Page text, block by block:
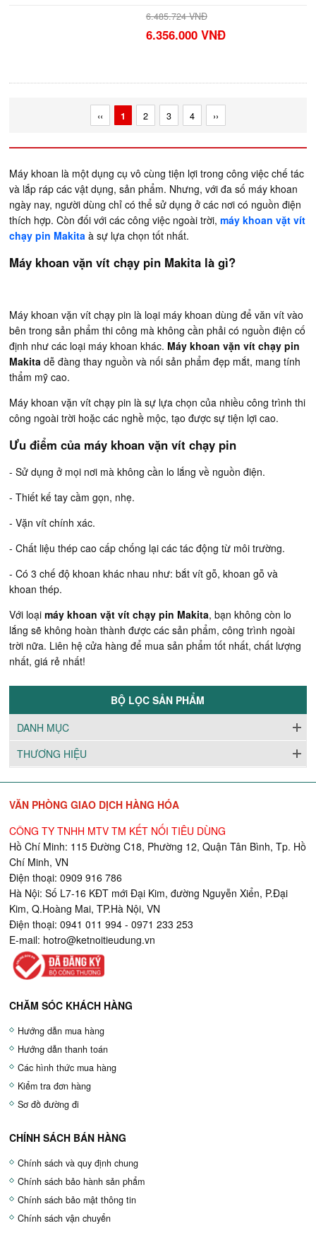
6.485.724 VNĐ
6.356.000 VNĐ
‹‹ 1 2 3 4 ››
Máy khoan là một dụng cụ vô cùng tiện lợi trong công việc chế tác
và lắp ráp các vật dụng, sản phẩm. Nhưng, với đa số máy khoan
ngày nay, người dùng chỉ có thể sử dụng ở các nơi có nguồn điện
thích hợp. Còn đối với các công việc ngoài trời,máy khoan vặt vít
chạy pin Makita à sự lựa chọn tốt nhất.
Máy khoan vặn vít chạy pin Makita là gì?
Máy khoan vặn vít chạy pin là loại máy khoan dùng để văn vít vào
bên trong sản phẩm thi công mà không cần phải có nguồn điện cố
định như các loại máy khoan khác. Máy khoan vặn vít chạy pin
Makita dễ đàng thay nguồn và nối sản phẩm đẹp mắt, mang tính
thẩm mỹ cao.
Máy khoan vặn vít chạy pin là sự lựa chọn của nhiều công trình thi
công ngoài trời hoặc các nghề mộc, tạo được sự tiện lợi cao.
Ưu điểm của máy khoan vặn vít chạy pin
- Sử dụng ở mọi nơi mà không cần lo lắng về nguồn điện.
- Thiết kế tay cầm gọn, nhẹ.
- Vặn vít chính xác.
- Chất liệu thép cao cấp chống lại các tác động từ môi trường.
- Có 3 chế độ khoan khác nhau như: bắt vít gỗ, khoan gỗ và
khoan thép.
Với loạimáy khoan vặt vít chạy pin Makita, bạn không còn lo
lắng sẽ không hoàn thành được các sản phẩm, công trình ngoài
trời nữa. Liên hệ cửa hàng để mua sản phẩm tốt nhất, chất lượng
nhất, giá rẻ nhất!
BỘ LỌC SẢN PHẨM
DANH MỤC
THƯƠNG HIỆU
VĂN PHÒNG GIAO DỊCH HÀNG HÓA
CÔNG TY TNHH MTV TM KẾT NỐI TIÊU DÙNG
Hồ Chí Minh: 115 Đường C18, Phường 12, Quận Tân Bình, Tp. Hồ
Chí Minh, VN
Điện thoại: 0909 916 786
Hà Nội: Số L7-16 KĐT mới Đại Kim, đường Nguyễn Xiển, P.Đại
Kim, Q.Hoàng Mai, TP.Hà Nội, VN
Điện thoại: 0941 011 994 - 0971 233 253
E-mail: hotro@ketnoitieudung.vn
CHĂM SÓC KHÁCH HÀNG
Hướng dẫn mua hàng
Hướng dẫn thanh toán
Các hình thức mua hàng
Kiểm tra đơn hàng
Sơ đồ đường đi
CHÍNH SÁCH BÁN HÀNG
Chính sách và quy định chung
Chính sách bảo hành sản phẩm
Chính sách bảo mật thông tin
Chính sách vận chuyển